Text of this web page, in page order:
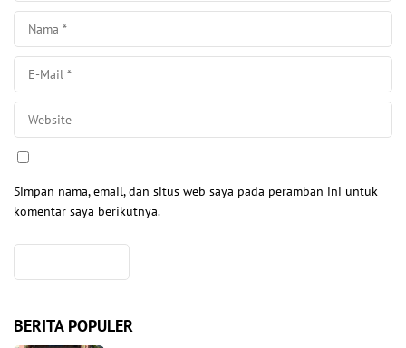
Simpan nama, email, dan situs web saya pada peramban ini untuk
komentar saya berikutnya.
BERITA POPULER